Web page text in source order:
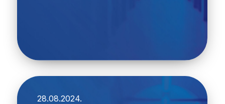
28.08.2024.